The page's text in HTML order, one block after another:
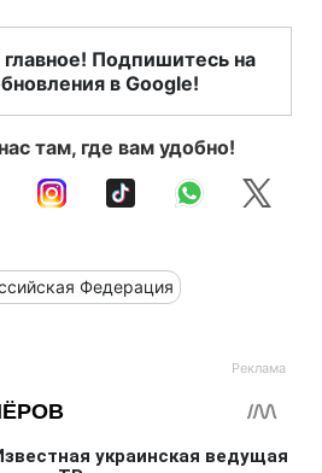
Подпишитесь на
в Google!
там, где вам удобно!
Федерация